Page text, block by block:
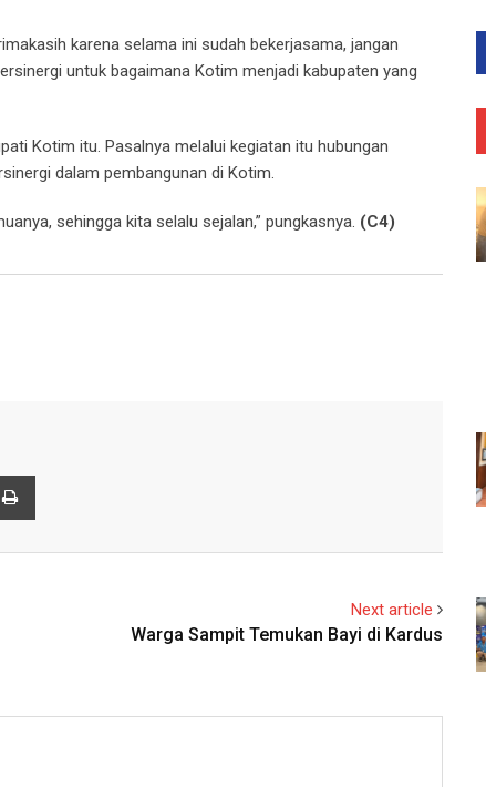
karena selama ini sudah bekerjasama, jangan
untuk bagaimana Kotim menjadi kabupaten yang
Kotim itu. Pasalnya melalui kegiatan itu hubungan
dalam pembangunan di Kotim.
sehingga kita selalu sejalan,” pungkasnya. (C4)
Next article
Warga Sampit Temukan Bayi di Kardus